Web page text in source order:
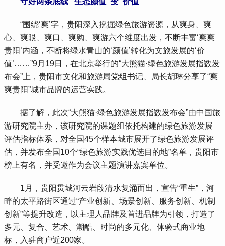
“围绕‘爽’字，贵阳深入挖掘绿色旅游资源，从爽身、爽
心、爽眼、爽口、爽购、爽游六个维度出发，不断丰富‘爽爽
贵阳’内涵，不断将绿水青山的‘颜值’转化为文旅发展的‘价
值’……”9月19日，在北京举行的“大熊猫·绿色旅游发展指数发
布会”上，贵阳市文化和旅游局党组书记、局长胡琳分享了“爽
爽贵阳”城市品牌的运营实践。
据了解，此次“大熊猫·绿色旅游发展指数发布会”由中国旅
游研究院主办，该研究院的课题组依托构建的绿色旅游发展
评估指标体系，对全国45个样本城市展开了绿色旅游发展评
估，并发布全国10个“绿色旅游实践优选目的地”名单，贵阳市
榜上有名，并受邀作为会议主题演讲嘉宾单位。
1月，贵阳贯城河云岩段清水复涌而出，宣告“重生”，河
畔的太平路街区通过“产业创新、场景创新、服务创新、机制
创新”等提升改造，以主理人品牌及首进品牌为引领，打造了
多元、复合、艺术、潮酷、时尚的多元化、体验式商业地
标，入驻商户近200家。